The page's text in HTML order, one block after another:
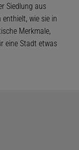
Siedlung aus
enthielt, wie sie in
Merkmale,
eine Stadt etwas